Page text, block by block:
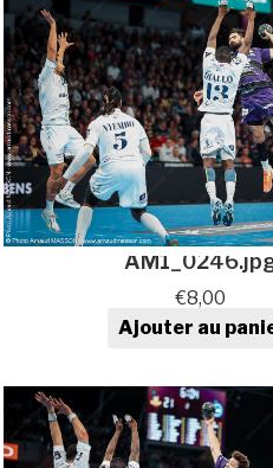
€8,00
quantité de
Ajouter au